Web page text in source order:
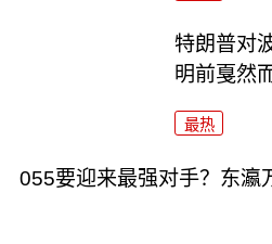
特朗普对
明前戛然
最热
055要迎来最强对手？东瀛